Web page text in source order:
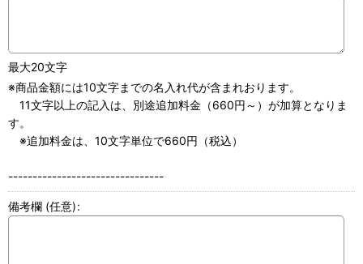
最大20文字
※商品金額には10文字までの名入れ代が含まれおります。
11文字以上の記入は、別途追加料金（660円～）が加算となりま
す。
※追加料金は、10文字単位で660円（税込）
--------------------------------
備考欄 (任意):